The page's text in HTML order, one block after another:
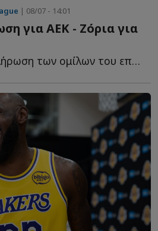
| 08/07 - 14:01
για ΑΕΚ - Ζόρια για
Ολοκληρώθηκε η κλήρωση των ομίλων του επόμενου BCL με τ...